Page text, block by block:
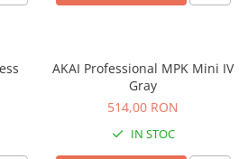
AKAI Professional MPK Mini IV
Gray
514,00 RON
IN STOC